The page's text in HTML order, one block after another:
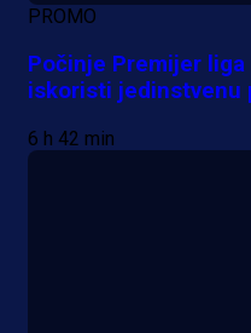
PROMO
Počinje Premijer
iskoristi jedinstvenu
6 h 42 min